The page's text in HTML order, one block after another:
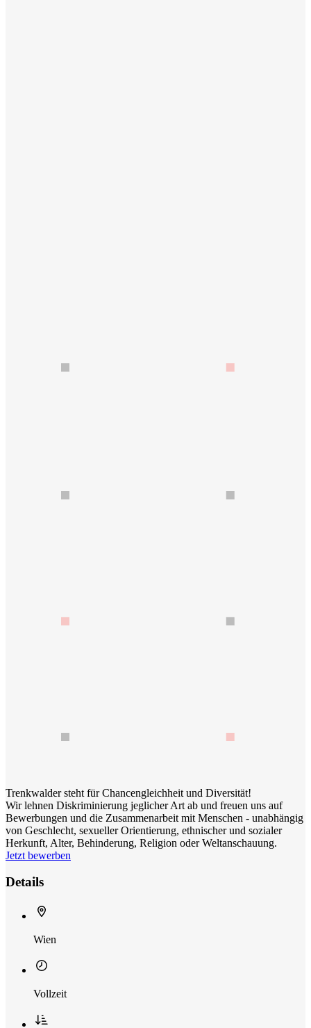
Trenkwalder steht für Chancengleichheit und Diversität!
Wir lehnen Diskriminierung jeglicher Art ab und freuen uns auf
Bewerbungen und die Zusammenarbeit mit Menschen - unabhängig
von Geschlecht, sexueller Orientierung, ethnischer und sozialer
Herkunft, Alter, Behinderung, Religion oder Weltanschauung.
Jetzt bewerben
Details
Wien
Vollzeit